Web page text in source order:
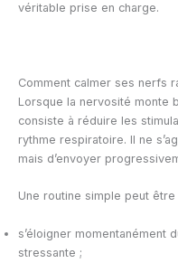
véritable prise en charge.
Comment calmer ses nerfs
Lorsque la nervosité monte
consiste à réduire les
rythme respiratoire. Il ne
mais d’envoyer
Une routine simple peut
s’éloigner momentanément
stressante ;